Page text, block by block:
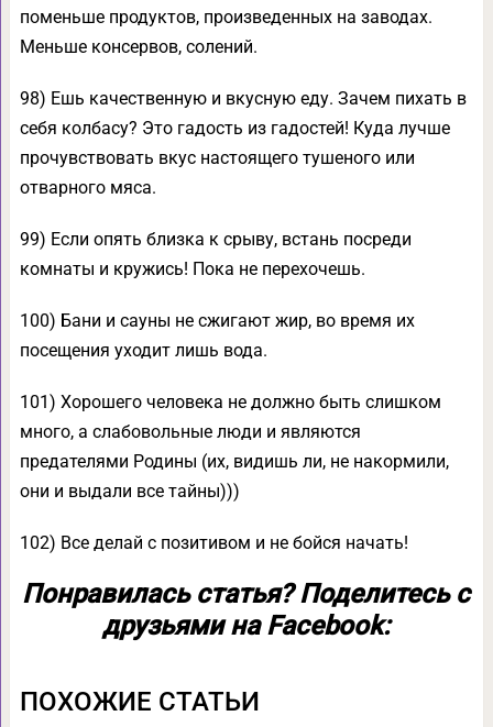
поменьше продуктов, произведенных на заводах.
Меньше консервов, солений.
98) Ешь качественную и вкусную еду. Зачем пихать в
себя колбасу? Это гадость из гадостей! Куда лучше
прочувствовать вкус настоящего тушеного или
отварного мяса.
99) Если опять близка к срыву, встань посреди
комнаты и кружись! Пока не перехочешь.
100) Бани и сауны не сжигают жир, во время их
посещения уходит лишь вода.
101) Хорошего человека не должно быть слишком
много, а слабовольные люди и являются
предателями Родины (их, видишь ли, не накормили,
они и выдали все тайны)))
102) Все делай с позитивом и не бойся начать!
Понравилась статья? Поделитесь с
друзьями на Facebook:
ПОХОЖИЕ СТАТЬИ